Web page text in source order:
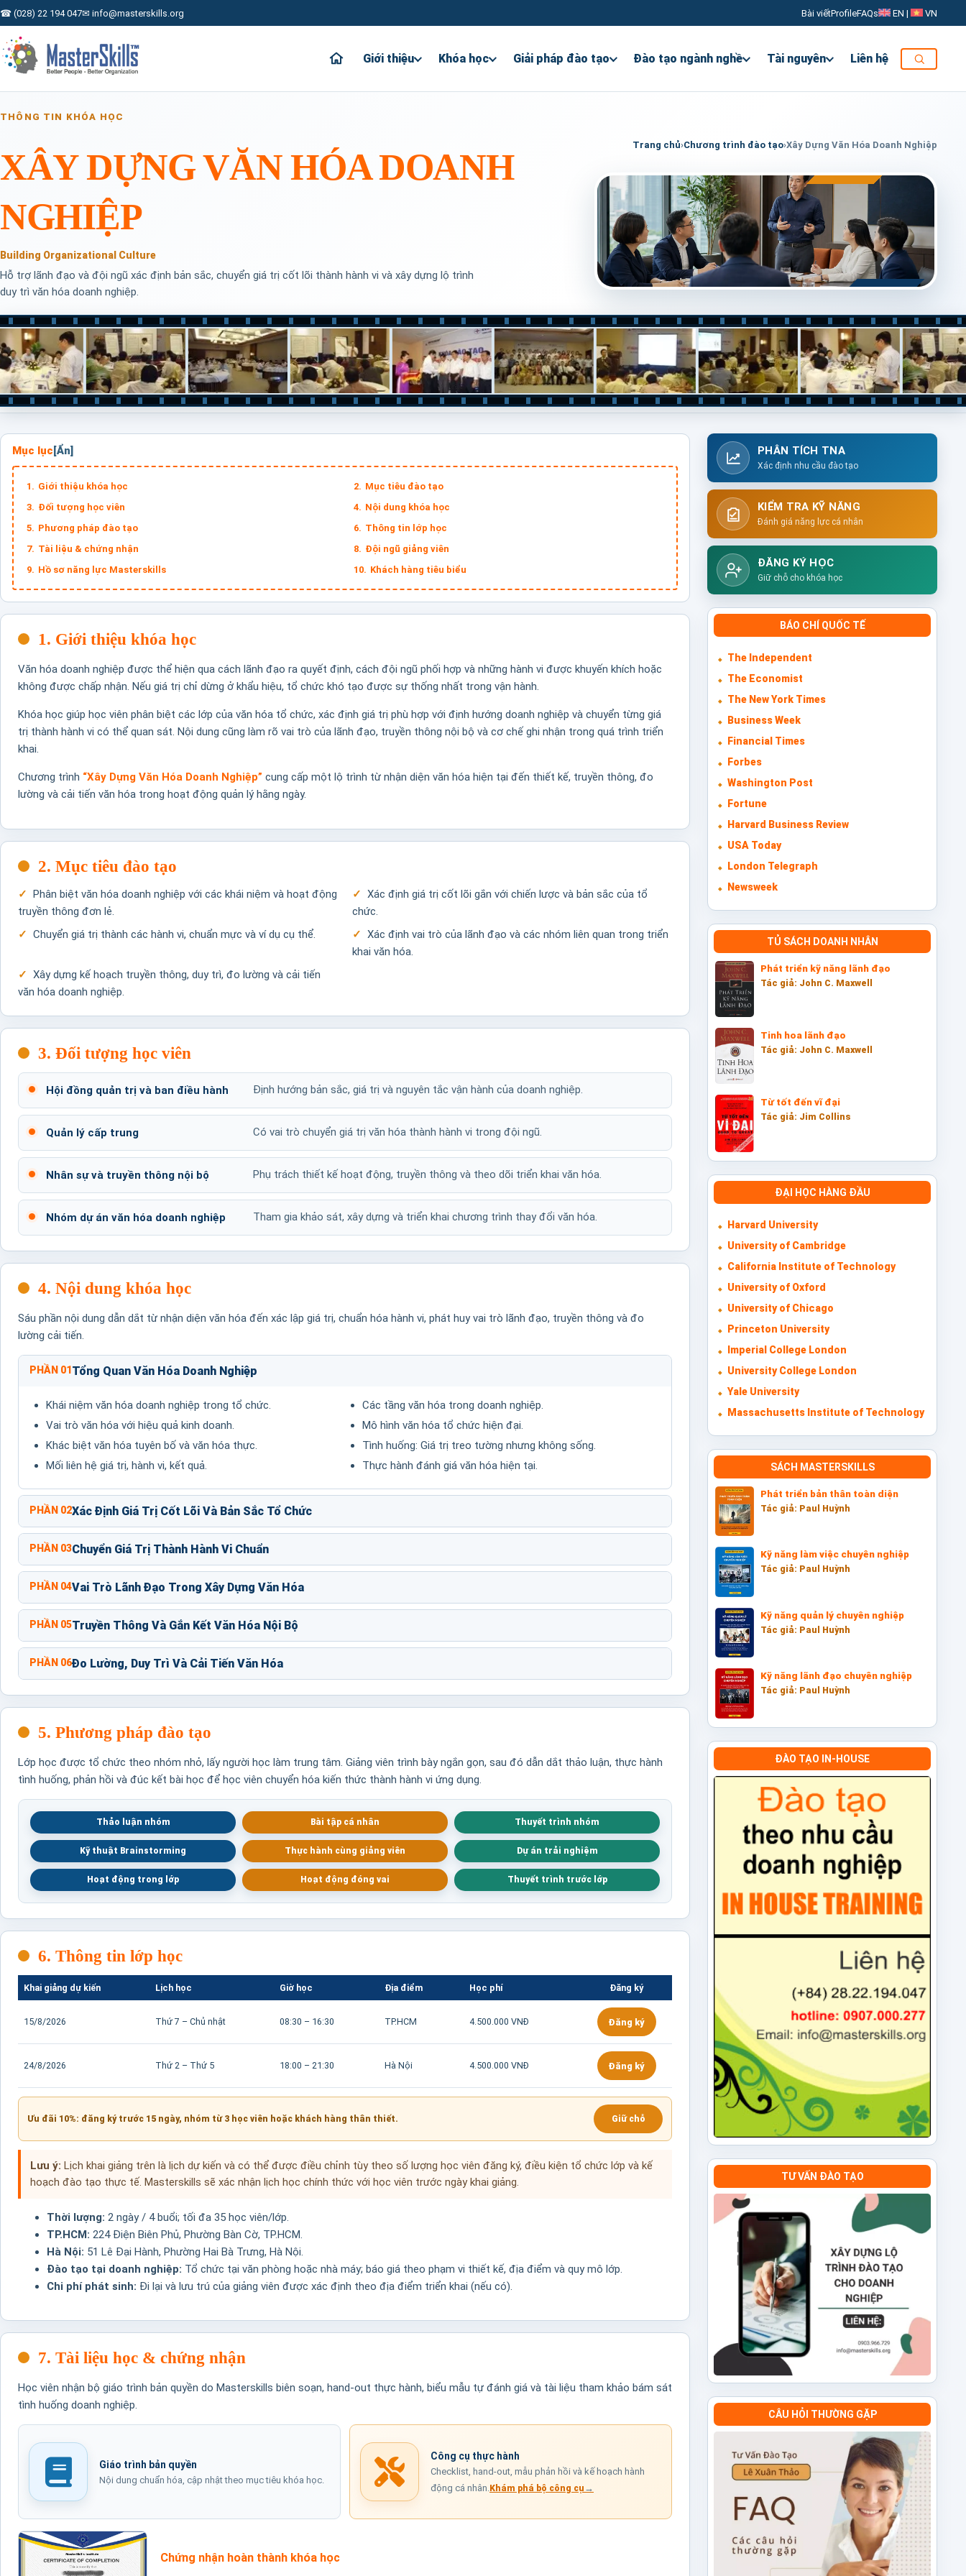
☎ (028) 22 194 047✉ info@masterskills.org Bài viếtProfileFAQs EN | VN
Giới thiệu Khóa học Giải pháp đào tạo Đào tạo ngành nghề Tài nguyên Liên hệ
Trang chủ›Chương trình đào tạo›Xây Dựng Văn Hóa Doanh Nghiệp
THÔNG TIN KHÓA HỌC
XÂY DỰNG VĂN HÓA DOANH
NGHIỆP
Building Organizational Culture
Hỗ trợ lãnh đạo và đội ngũ xác định bản sắc, chuyển giá trị cốt lõi thành hành vi và xây dựng lộ trình
duy trì văn hóa doanh nghiệp.
Mục lục
Giới thiệu khóa học
Mục tiêu đào tạo
Đối tượng học viên
Nội dung khóa học
Phương pháp đào tạo
Thông tin lớp học
Tài liệu & chứng nhận
Đội ngũ giảng viên
Hồ sơ năng lực Masterskills
Khách hàng tiêu biểu
1. Giới thiệu khóa học
Văn hóa doanh nghiệp được thể hiện qua cách lãnh đạo ra quyết định, cách đội ngũ phối hợp và những hành vi được khuyến khích hoặc
không được chấp nhận. Nếu giá trị chỉ dừng ở khẩu hiệu, tổ chức khó tạo được sự thống nhất trong vận hành.
Khóa học giúp học viên phân biệt các lớp của văn hóa tổ chức, xác định giá trị phù hợp với định hướng doanh nghiệp và chuyển từng giá
trị thành hành vi có thể quan sát. Nội dung cũng làm rõ vai trò của lãnh đạo, truyền thông nội bộ và cơ chế ghi nhận trong quá trình triển
khai.
Chương trình “Xây Dựng Văn Hóa Doanh Nghiệp” cung cấp một lộ trình từ nhận diện văn hóa hiện tại đến thiết kế, truyền thông, đo
lường và cải tiến văn hóa trong hoạt động quản lý hằng ngày.
2. Mục tiêu đào tạo
Phân biệt văn hóa doanh nghiệp với các khái niệm và hoạt động
truyền thông đơn lẻ.
Xác định giá trị cốt lõi gắn với chiến lược và bản sắc của tổ
chức.
Chuyển giá trị thành các hành vi, chuẩn mực và ví dụ cụ thể.
Xác định vai trò của lãnh đạo và các nhóm liên quan trong triển
khai văn hóa.
Xây dựng kế hoạch truyền thông, duy trì, đo lường và cải tiến
văn hóa doanh nghiệp.
3. Đối tượng học viên
Hội đồng quản trị và ban điều hành Định hướng bản sắc, giá trị và nguyên tắc vận hành của doanh nghiệp.
Quản lý cấp trung Có vai trò chuyển giá trị văn hóa thành hành vi trong đội ngũ.
Nhân sự và truyền thông nội bộ Phụ trách thiết kế hoạt động, truyền thông và theo dõi triển khai văn hóa.
Nhóm dự án văn hóa doanh nghiệp Tham gia khảo sát, xây dựng và triển khai chương trình thay đổi văn hóa.
4. Nội dung khóa học
Sáu phần nội dung dẫn dắt từ nhận diện văn hóa đến xác lập giá trị, chuẩn hóa hành vi, phát huy vai trò lãnh đạo, truyền thông và đo
lường cải tiến.
PHẦN 01Tổng Quan Văn Hóa Doanh Nghiệp
Khái niệm văn hóa doanh nghiệp trong tổ chức.
Vai trò văn hóa với hiệu quả kinh doanh.
Khác biệt văn hóa tuyên bố và văn hóa thực.
Mối liên hệ giá trị, hành vi, kết quả.
Các tầng văn hóa trong doanh nghiệp.
Mô hình văn hóa tổ chức hiện đại.
Tình huống: Giá trị treo tường nhưng không sống.
Thực hành đánh giá văn hóa hiện tại.
PHẦN 02Xác Định Giá Trị Cốt Lõi Và Bản Sắc Tổ Chức
PHẦN 03Chuyển Giá Trị Thành Hành Vi Chuẩn
PHẦN 04Vai Trò Lãnh Đạo Trong Xây Dựng Văn Hóa
PHẦN 05Truyền Thông Và Gắn Kết Văn Hóa Nội Bộ
PHẦN 06Đo Lường, Duy Trì Và Cải Tiến Văn Hóa
5. Phương pháp đào tạo
Lớp học được tổ chức theo nhóm nhỏ, lấy người học làm trung tâm. Giảng viên trình bày ngắn gọn, sau đó dẫn dắt thảo luận, thực hành
tình huống, phản hồi và đúc kết bài học để học viên chuyển hóa kiến thức thành hành vi ứng dụng.
Thảo luận nhóm Bài tập cá nhân Thuyết trình nhóm
Kỹ thuật Brainstorming Thực hành cùng giảng viên Dự án trải nghiệm
Hoạt động trong lớp Hoạt động đóng vai Thuyết trình trước lớp
6. Thông tin lớp học
Khai giảng dự kiến Lịch học Giờ học Địa điểm Học phí Đăng ký
15/8/2026 Thứ 7 – Chủ nhật 08:30 – 16:30 TP.HCM 4.500.000 VNĐ Đăng ký
24/8/2026 Thứ 2 – Thứ 5 18:00 – 21:30 Hà Nội 4.500.000 VNĐ Đăng ký
Ưu đãi 10%: đăng ký trước 15 ngày, nhóm từ 3 học viên hoặc khách hàng thân thiết. Giữ chỗ
Lưu ý: Lịch khai giảng trên là lịch dự kiến và có thể được điều chỉnh tùy theo số lượng học viên đăng ký, điều kiện tổ chức lớp và kế
hoạch đào tạo thực tế. Masterskills sẽ xác nhận lịch học chính thức với học viên trước ngày khai giảng.
Thời lượng: 2 ngày / 4 buổi; tối đa 35 học viên/lớp.
TP.HCM: 224 Điện Biên Phủ, Phường Bàn Cờ, TP.HCM.
Hà Nội: 51 Lê Đại Hành, Phường Hai Bà Trưng, Hà Nội.
Đào tạo tại doanh nghiệp: Tổ chức tại văn phòng hoặc nhà máy; báo giá theo phạm vi thiết kế, địa điểm và quy mô lớp.
Chi phí phát sinh: Đi lại và lưu trú của giảng viên được xác định theo địa điểm triển khai (nếu có).
7. Tài liệu học & chứng nhận
Học viên nhận bộ giáo trình bản quyền do Masterskills biên soạn, hand-out thực hành, biểu mẫu tự đánh giá và tài liệu tham khảo bám sát
tình huống doanh nghiệp.
Giáo trình bản quyền
Nội dung chuẩn hóa, cập nhật theo mục tiêu khóa học.
Công cụ thực hành
Checklist, hand-out, mẫu phản hồi và kế hoạch hành
động cá nhân. Khám phá bộ công cụ →
Chứng nhận hoàn thành khóa học
PHÂN TÍCH TNA
Xác định nhu cầu đào tạo
KIỂM TRA KỸ NĂNG
Đánh giá năng lực cá nhân
ĐĂNG KÝ HỌC
Giữ chỗ cho khóa học
BÁO CHÍ QUỐC TẾ
The Independent
The Economist
The New York Times
Business Week
Financial Times
Forbes
Washington Post
Fortune
Harvard Business Review
USA Today
London Telegraph
Newsweek
TỦ SÁCH DOANH NHÂN
Phát triển kỹ năng lãnh đạo
Tác giả: John C. Maxwell
Tinh hoa lãnh đạo
Tác giả: John C. Maxwell
Từ tốt đến vĩ đại
Tác giả: Jim Collins
ĐẠI HỌC HÀNG ĐẦU
Harvard University
University of Cambridge
California Institute of Technology
University of Oxford
University of Chicago
Princeton University
Imperial College London
University College London
Yale University
Massachusetts Institute of Technology
SÁCH MASTERSKILLS
Phát triển bản thân toàn diện
Tác giả: Paul Huỳnh
Kỹ năng làm việc chuyên nghiệp
Tác giả: Paul Huỳnh
Kỹ năng quản lý chuyên nghiệp
Tác giả: Paul Huỳnh
Kỹ năng lãnh đạo chuyên nghiệp
Tác giả: Paul Huỳnh
ĐÀO TẠO IN-HOUSE
TƯ VẤN ĐÀO TẠO
CÂU HỎI THƯỜNG GẶP